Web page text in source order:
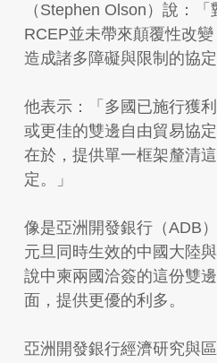
（Stephen Olson）說：「
RCEP並未帶來顛覆性改
造成諸多障礙與限制的協定
他表示：「多國已施行獲
或更佳的雙邊自由貿易協
在於，提供單一框架釐清
定。」
像是亞洲開發銀行（ADB
元旦同時生效的中國大陸
說中柬兩國洽簽的這份雙
面，提供更優的利多。
亞洲開發銀行經濟研究與